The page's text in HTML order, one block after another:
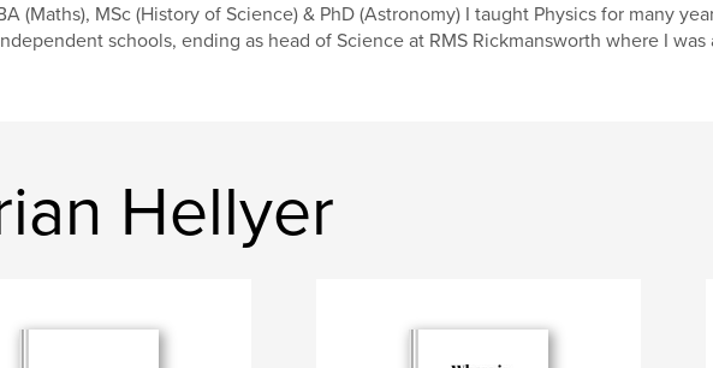
(Maths), MSc (History of Science) & PhD (Astronomy) I taught Physics for many
schools, ending as head of Science at RMS Rickmansworth where I was
Hellyer